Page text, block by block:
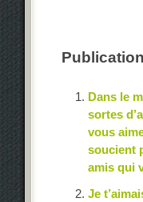
Dans le
sortes
vous
soucient
amis qui
Je